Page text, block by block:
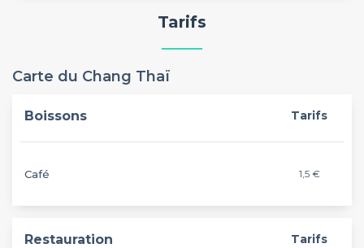
Tarifs
Carte du Chang Thaï
Boissons Tarifs
Café 1,5 €
Restauration Tarifs